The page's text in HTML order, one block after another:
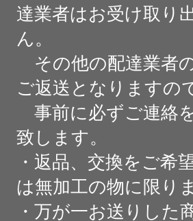
達業者はお受け取り
ん。
その他の配達業者
ご返送となりますの
事前に必ずご連絡
致します。
・返品、交換をご希
は無加工の物に限り
・万が一お送りした